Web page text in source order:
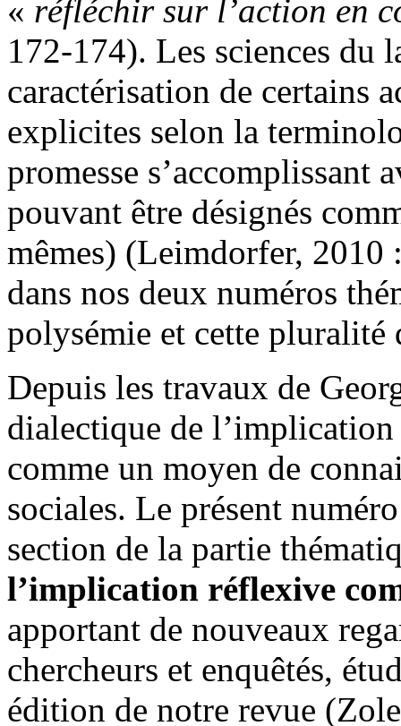
« réfléchir sur l’action en
172-174). Les sciences du
caractérisation de certains
explicites selon la
promesse s’accomplissant
pouvant être désignés
mêmes) (Leimdorfer, 2010
dans nos deux numéros
polysémie et cette pluralité
Depuis les travaux de
dialectique de
comme un moyen de
sociales. Le présent
section de la partie
l’implication réflexive
apportant de nouveaux
chercheurs et enquêtés,
édition de notre revue